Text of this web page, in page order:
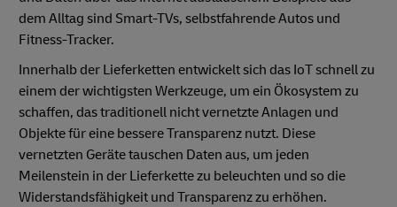
dem Alltag sind Smart-TVs, selbstfahrende Autos und
Fitness-Tracker.
Innerhalb der Lieferketten entwickelt sich das IoT schnell zu
einem der wichtigsten Werkzeuge, um ein Ökosystem zu
schaffen, das traditionell nicht vernetzte Anlagen und
Objekte für eine bessere Transparenz nutzt. Diese
vernetzten Geräte tauschen Daten aus, um jeden
Meilenstein in der Lieferkette zu beleuchten und so die
Widerstandsfähigkeit und Transparenz zu erhöhen.